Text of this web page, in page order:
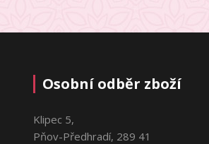
Osobní odběr zboží
Klipec 5,
Pňov-Předhradí, 289 41